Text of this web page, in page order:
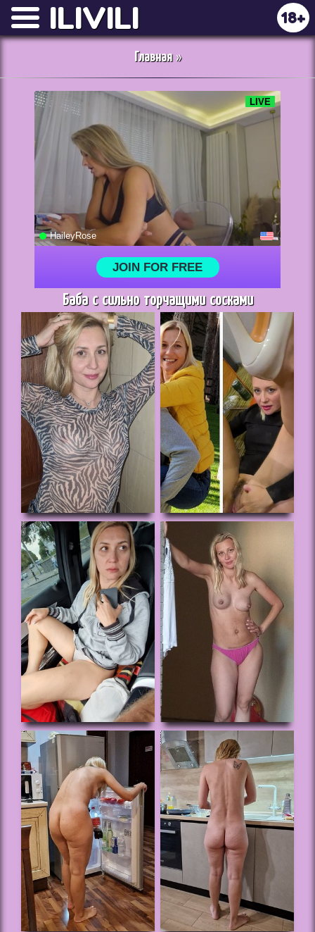
ILIVILI 18+
Главная»
Баба с сильно торчащими сосками